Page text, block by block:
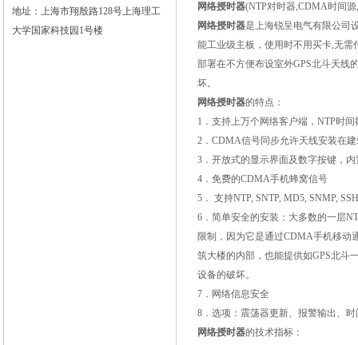
地址：上海市翔殷路128号上海理工
大学国家科技园1号楼
网络授时器(NTP对时器,CDMA时间源,
网络授时器是上海锐呈电气有限公司
能工业级主板，使用时不用买卡,无需
部署在不方便布设室外GPS北斗天线
坏。
网络授时器的特点：
1 ．支持上万个网络客户端， NTP时间
2 ． CDMA信号同步允许天线安装在
3 ．开放式的显示界面及数字按键，
4 ．免费的CDMA手机蜂窝信号
5 ． 支持NTP, SNTP, MD5, SNMP,
6 ．简单安全的安装：大多数的一层
限制，因为它是通过CDMA手机移动
筑大楼的内部，也能提供如GPS北斗
设备的破坏。
7 ．网络信息安全
8 ．选项：震荡器更新、报警输出、
网络授时器的技术指标：